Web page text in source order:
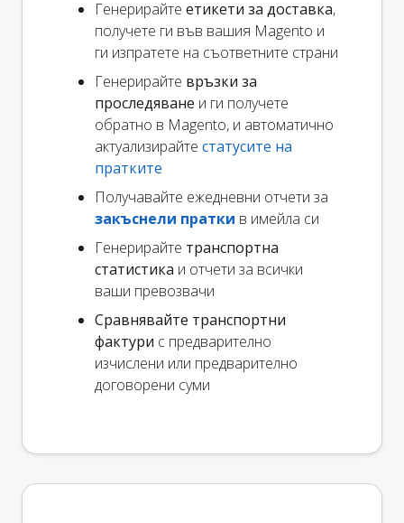
Генерирайте етикети за доставка,
получете ги във вашия Magento и
ги изпратете на съответните страни
Генерирайте връзки за
проследяване и ги получете
обратно в Magento, и автоматично
актуализирайте статусите на
пратките
Получавайте ежедневни отчети за
закъснели пратки в имейла си
Генерирайте транспортна
статистика и отчети за всички
ваши превозвачи
Сравнявайте транспортни
фактури с предварително
изчислени или предварително
договорени суми